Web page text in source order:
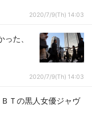
2020/7/9(Th) 14:03
た、
2020/7/9(Th) 14:03
Ｔの黒人女優ジャヴ